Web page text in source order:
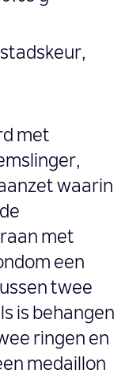
met
waarin
met
een
twee
is behangen
ringen en
medaillon